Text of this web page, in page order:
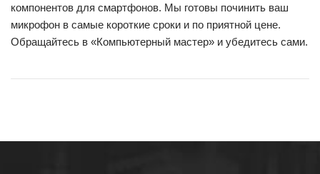
компонентов для смартфонов. Мы готовы починить ваш
микрофон в самые короткие сроки и по приятной цене.
Обращайтесь в «Компьютерный мастер» и убедитесь сами.